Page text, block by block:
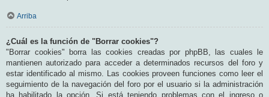
Arriba
¿Cuál es la función de "Borrar cookies"?
"Borrar cookies" borra las cookies creadas por phpBB, las cuales le
mantienen autorizado para acceder a determinados recursos del foro y
estar identificado al mismo. Las cookies proveen funciones como leer el
seguimiento de la navegación del foro por el usuario si la administración
ha habilitado la opción. Si está teniendo problemas con el ingreso o